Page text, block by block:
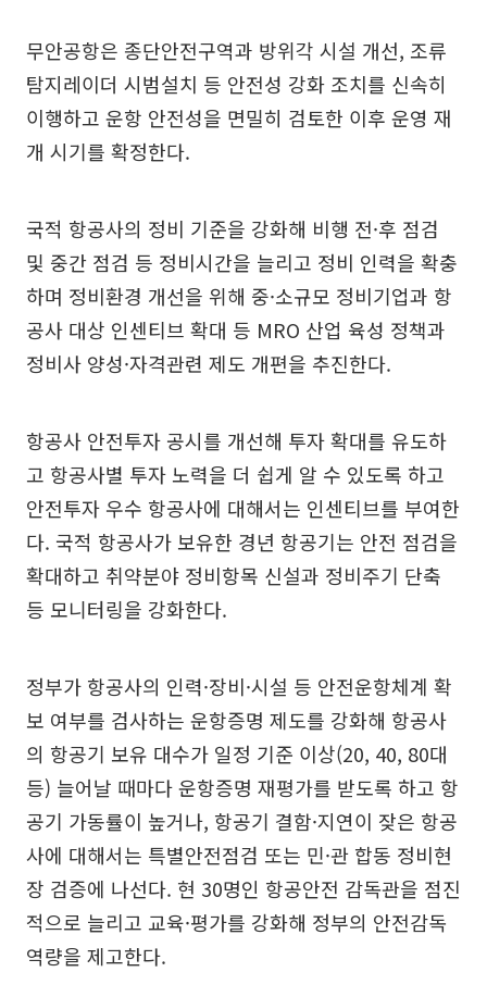
무안공항은 종단안전구역과 방위각 시설 개선, 조류
탐지레이더 시범설치 등 안전성 강화 조치를 신속히
이행하고 운항 안전성을 면밀히 검토한 이후 운영 재
개 시기를 확정한다.
국적 항공사의 정비 기준을 강화해 비행 전·후 점검
및 중간 점검 등 정비시간을 늘리고 정비 인력을 확충
하며 정비환경 개선을 위해 중·소규모 정비기업과 항
공사 대상 인센티브 확대 등 MRO 산업 육성 정책과
정비사 양성·자격관련 제도 개편을 추진한다.
항공사 안전투자 공시를 개선해 투자 확대를 유도하
고 항공사별 투자 노력을 더 쉽게 알 수 있도록 하고
안전투자 우수 항공사에 대해서는 인센티브를 부여한
다. 국적 항공사가 보유한 경년 항공기는 안전 점검을
확대하고 취약분야 정비항목 신설과 정비주기 단축
등 모니터링을 강화한다.
정부가 항공사의 인력·장비·시설 등 안전운항체계 확
보 여부를 검사하는 운항증명 제도를 강화해 항공사
의 항공기 보유 대수가 일정 기준 이상(20, 40, 80대
등) 늘어날 때마다 운항증명 재평가를 받도록 하고 항
공기 가동률이 높거나, 항공기 결함·지연이 잦은 항공
사에 대해서는 특별안전점검 또는 민·관 합동 정비현
장 검증에 나선다. 현 30명인 항공안전 감독관을 점진
적으로 늘리고 교육·평가를 강화해 정부의 안전감독
역량을 제고한다.